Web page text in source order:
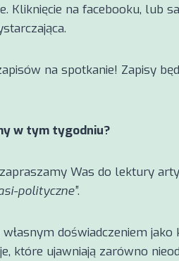
Kliknięcie na facebooku, lub
na spotkanie! Zapisy
w tym tygodniu?
Was do lektury
polityczne”.
doświadczeniem
które ujawniają zarówno